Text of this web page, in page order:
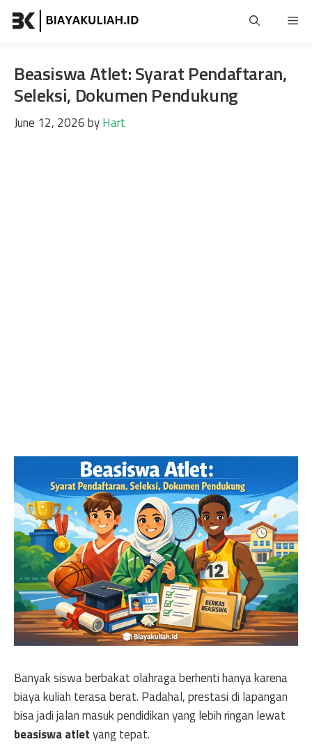
Skip
Beasiswa Atlet: Syarat Pendaftaran,
Seleksi, Dokumen Pendukung
June 12, 2026byHart
Banyak siswa berbakat olahraga berhenti hanya karena
biaya kuliah terasa berat. Padahal, prestasi di lapangan
bisa jadi jalan masuk pendidikan yang lebih ringan lewat
beasiswa atletyang tepat.